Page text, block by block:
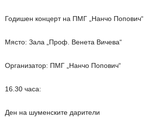
Годишен концерт на ПМГ „Нанчо Попович“
Място: Зала „Проф. Венета Вичева“
Организатор: ПМГ „Нанчо Попович“
16.30 часа:
Ден на шуменските дарители